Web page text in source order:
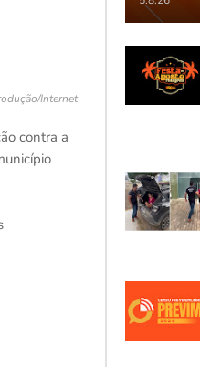
Internet
contra a